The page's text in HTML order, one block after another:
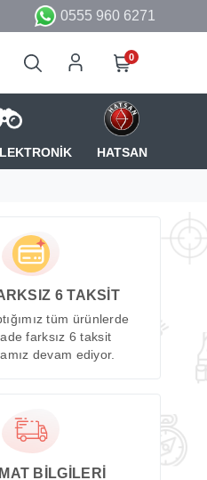
0555 960 6271
0
HATSAN
6 TAKSİT
tüm ürünlerde
farksız 6 taksit
devam ediyor.
BİLGİLERİ